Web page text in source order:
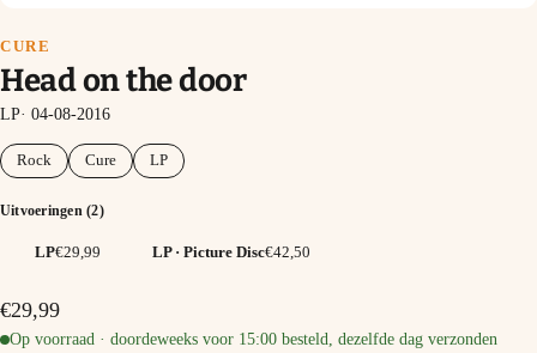
CURE
Head on the door
LP· 04-08-2016
Rock Cure LP
Uitvoeringen (2)
LP€29,99 LP · Picture Disc€42,50
€29,99
Op voorraad · doordeweeks voor 15:00 besteld, dezelfde dag verzonden